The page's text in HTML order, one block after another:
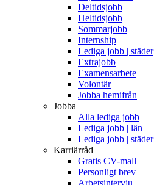
Deltidsjobb
Heltidsjobb
Sommarjobb
Internship
Lediga jobb | städer
Extrajobb
Examensarbete
Volontär
Jobba hemifrån
Jobba
Alla lediga jobb
Lediga jobb | län
Lediga jobb | städer
Karriärråd
Gratis CV-mall
Personligt brev
Arbetsintervju